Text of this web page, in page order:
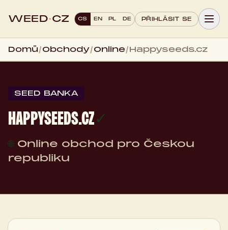
WEED·CZ CS EN PL DE PŘIHLÁSIT SE
Domů/Obchody/Online/Happyseeds.cz
SEED BANKA
HAPPYSEEDS.CZ✓
🌐Online obchod pro Českou
republiku